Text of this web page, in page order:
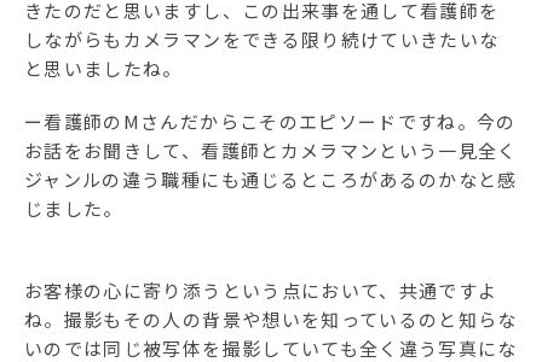
きたのだと思いますし、この出来事を通して看護師を
しながらもカメラマンをできる限り続けていきたいな
と思いましたね。
ー看護師のMさんだからこそのエピソードですね。今の
お話をお聞きして、看護師とカメラマンという一見全く
ジャンルの違う職種にも通じるところがあるのかなと感
じました。
お客様の心に寄り添うという点において、共通ですよ
ね。撮影もその人の背景や想いを知っているのと知らな
いのでは同じ被写体を撮影していても全く違う写真にな